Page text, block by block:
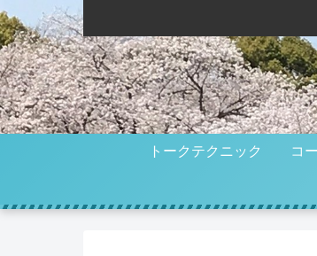
トークテクニック コ